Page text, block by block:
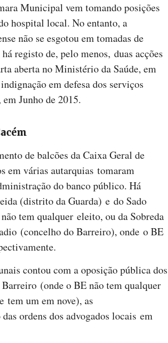
Municipal vem tomando posições
hospital local. No entanto, a
não se esgotou em tomadas de
registo de, pelo menos, duas acções
aberta no Ministério da Saúde, em
em defesa dos serviços
Junho de 2015.
de balcões da Caixa Geral de
em várias autarquias tomaram
do banco público. Há
(distrito da Guarda) e do Sado
tem qualquer eleito, ou da Sobreda
(concelho do Barreiro), onde o BE
contou com a oposição pública dos
(onde o BE não tem qualquer
tem um em nove), as
ordens dos advogados locais em